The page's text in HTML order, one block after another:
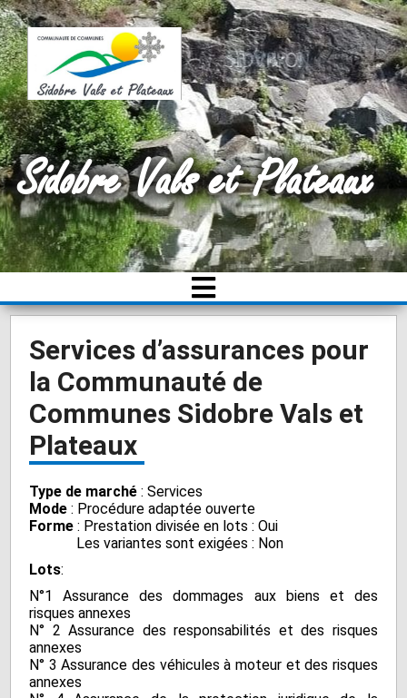
Sidobre Vals et Plateaux
Services d’assurances pour
la Communauté de
Communes Sidobre Vals et
Plateaux
Type de marché : Services
Mode : Procédure adaptée ouverte
Forme : Prestation divisée en lots : Oui
Les variantes sont exigées : Non
Lots:
N°1 Assurance des dommages aux biens et des
risques annexes
N° 2 Assurance des responsabilités et des risques
annexes
N° 3 Assurance des véhicules à moteur et des risques
annexes